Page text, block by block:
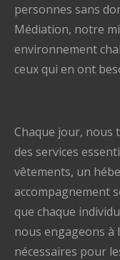
personnes sans
Médiation, notre
environnement
ceux qui en ont
Chaque jour, nous
des services
vêtements, un
accompagnement
que chaque
nous engageons
nécessaires pour